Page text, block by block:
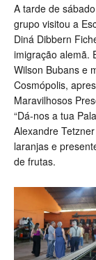
A tarde de
grupo visitou a
Diná Dibbern
imigração alemã.
Wilson Bubans e
Cosmópolis,
Maravilhosos
“Dá-nos a tua
Alexandre
laranjas e
de frutas.